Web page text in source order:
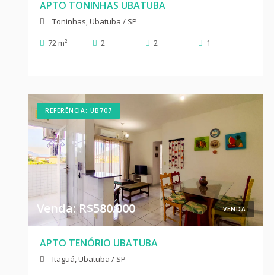
APTO TONINHAS UBATUBA
Toninhas, Ubatuba / SP
72 m²
2 2 1
REFERÊNCIA: UB707
VENDA
Venda: R$580.000
APTO TENÓRIO UBATUBA
Itaguá, Ubatuba / SP